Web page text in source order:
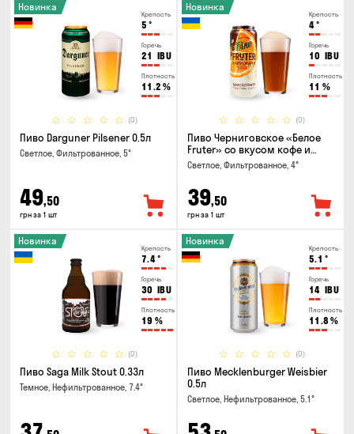
Крепость
5 °
Горечь
21 IBU
Плотность
11.2 %
(0)
Новинка
Пиво Darguner Pilsener 0.5л
Светлое, Фильтрованное, 5°
49,50
грн за 1 шт
Крепость
4°
Горечь
10 IBU
Плотность
11 %
(0)
Новинка
Пиво Черниговское «Белое
Fruter» со вкусом кофе и
апельсина 0.5 л
Светлое, Фильтрованное, 4°
39,50
грн за 1 шт
Крепость
7.4°
Горечь
30 IBU
Плотность
19 %
(0)
Новинка
Пиво Saga Milk Stout 0.33л
Темное, Нефильтрованное, 7.4°
Крепость
5.1 °
Горечь
14 IBU
Плотность
11.8 %
(0)
Новинка
Пиво Mecklenburger Weisbier
0.5л
Светлое, Нефильтрованное, 5.1°